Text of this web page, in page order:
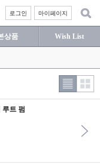
마이페이지
로그인
상품 Wish List
트 펌